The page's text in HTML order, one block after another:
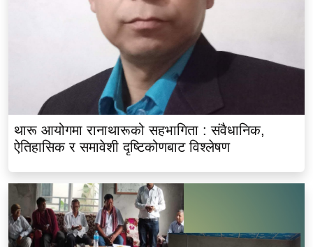
थारू आयोगमा रानाथारूको सहभागिता : संवैधानिक,
ऐतिहासिक र समावेशी दृष्टिकोणबाट विश्लेषण